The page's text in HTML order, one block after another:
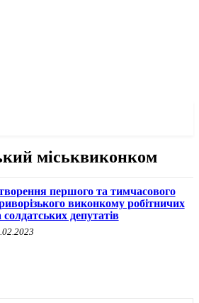
міськвиконком
першого та тимчасового
виконкому робітничих
солдатських депутатів